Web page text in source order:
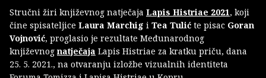
Stručni žiri književnog natječaja Lapis Histriae 2021, koji
čine spisateljice Laura Marchig i Tea Tulić te pisac Goran
Vojnović, proglasio je rezultate Međunarodnog
književnog natječaja Lapis Histriae za kratku priču, dana
25. 5. 2021., na otvaranju izložbe vizualnih identiteta